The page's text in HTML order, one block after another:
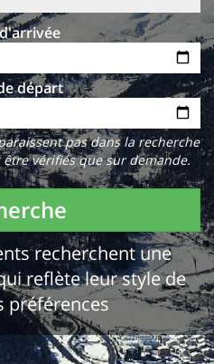
départ
pas dans la recherche
vérifiés que sur demande.
recherchent une
reflète leur style de
préférences